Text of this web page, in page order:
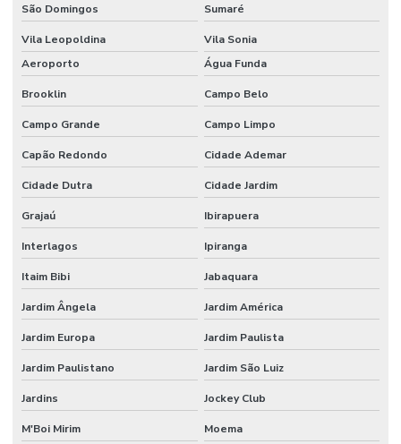
Escritório de construção comercial
Escritório de construção comercial em campinas
Escritório de construção industrial em campinas
Escritório de engenharia e arquitetura
Escritório de engenharia em campinas
Escritório de engenharia civil em campinas
Estrutura metalica para galpão industrial
Estrutura metálica galpão mezanino
Execução de piso de concreto polido
Instalação de piso
Instalação de piso de concreto
São Domingos Sumaré
Vila Leopoldina
Vila Sonia
Aeroporto
Água Funda
Brooklin Campo Belo
Campo Grande Campo Limpo
Capão Redondo Cidade Ademar
Cidade Dutra Cidade Jardim
Grajaú Ibirapuera
Interlagos Ipiranga
Itaim Bibi Jabaquara
Jardim Ângela Jardim América
Jardim Europa Jardim Paulista
Jardim Paulistano Jardim São Luiz
Jardins Jockey Club
M'Boi Mirim Moema